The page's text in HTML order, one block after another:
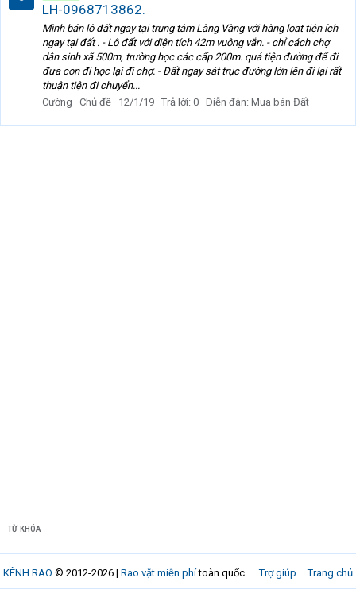
LH-0968713862.
Mình bán lô đất ngay tại trung tâm Làng Vàng với hàng loạt tiện ích
ngay tại đất . - Lô đất với diện tích 42m vuông vắn. - chỉ cách chợ
dân sinh xã 500m, trường học các cấp 200m. quá tiện đường để đi
đưa con đi học lại đi chợ. - Đất ngay sát trục đường lớn lên đi lại rất
thuận tiện đi chuyển...
Cường
Chủ đề 12/1/19 Trả lời: 0 Diễn đàn: Mua bán Đất
TỪ KHÓA
Trợ giúp Trang chủ
KÊNH RAO © 2012-2026 | Rao vặt miễn phítoàn quốc